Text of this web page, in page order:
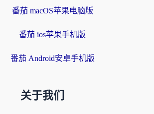
番茄 macOS苹果电脑版
番茄 ios苹果手机版
番茄 Android安卓手机版
关于我们